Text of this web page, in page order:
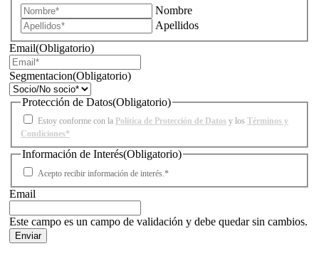
Nombre
Apellidos
Email(Obligatorio)
Segmentacion(Obligatorio)
Protección de Datos(Obligatorio)
Estoy conforme con la Política de Protección de Datos y los Términos y
Condiciones*
Información de Interés(Obligatorio)
Acepto recibir información de interés.*
Email
Este campo es un campo de validación y debe quedar sin cambios.